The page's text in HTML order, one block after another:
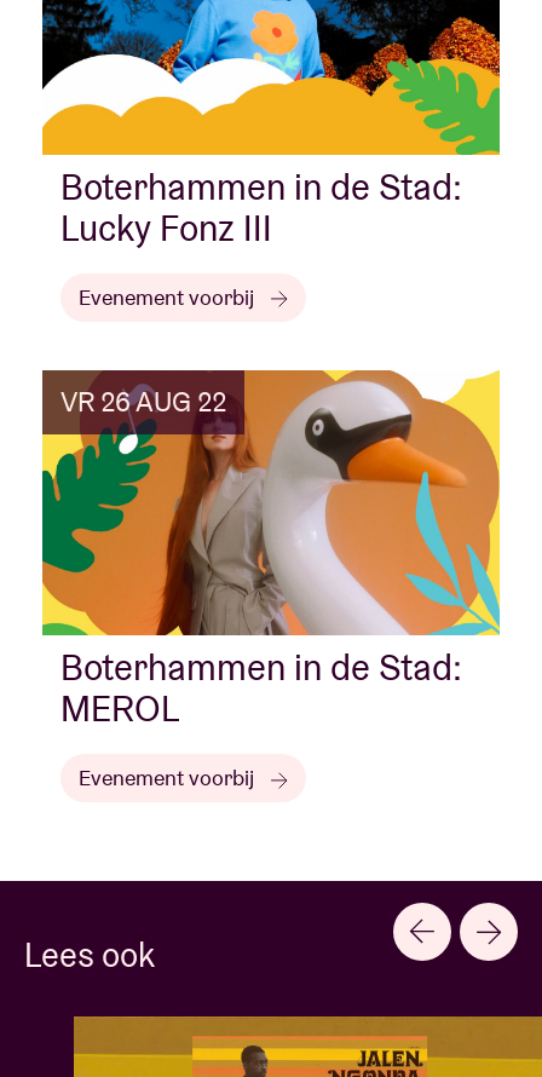
Boterhammen in de Stad:
Lucky Fonz III
Evenement voorbij
VR 26 AUG 22
Boterhammen in de Stad:
MEROL
Evenement voorbij
Lees ook